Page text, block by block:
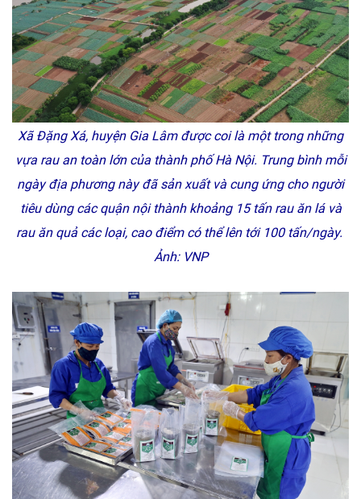
Xã Đặng Xá, huyện Gia Lâm được coi là một trong những
vựa rau an toàn lớn của thành phố Hà Nội. Trung bình mỗi
ngày địa phương này đã sản xuất và cung ứng cho người
tiêu dùng các quận nội thành khoảng 15 tấn rau ăn lá và
rau ăn quả các loại, cao điểm có thể lên tới 100 tấn/ngày.
Ảnh: VNP